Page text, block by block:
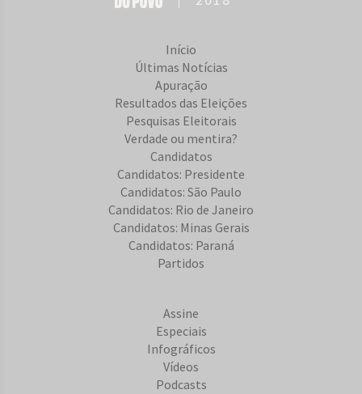
Início
Últimas Notícias
Apuração
Resultados das Eleições
Pesquisas Eleitorais
Verdade ou mentira?
Candidatos
Candidatos: Presidente
Candidatos: São Paulo
Candidatos: Rio de Janeiro
Candidatos: Minas Gerais
Candidatos: Paraná
Partidos
Assine
Especiais
Infográficos
Vídeos
Podcasts